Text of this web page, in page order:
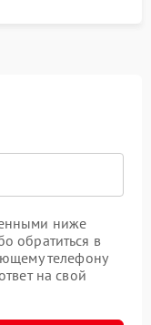
ниже
обратиться в
телефону
на свой